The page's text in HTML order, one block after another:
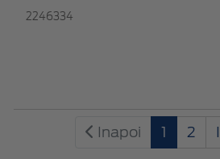
2246334
Inapoi 1 2